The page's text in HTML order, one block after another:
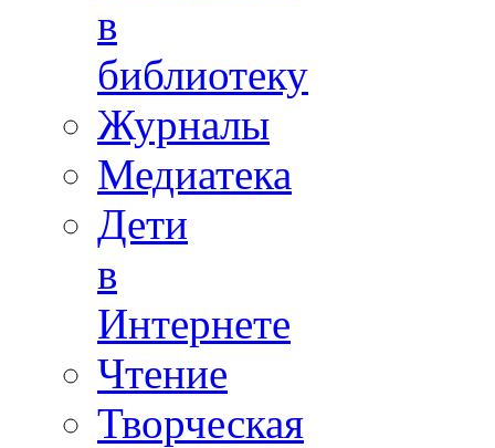
в
библиотеку
Журналы
Медиатека
Дети
в
Интернете
Чтение
Творческая